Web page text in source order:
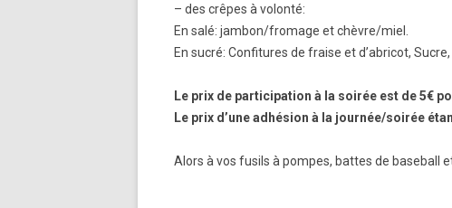
– des crêpes à volonté:
En salé: jambon/fromage et chèvre/miel.
En sucré: Confitures de fraise et d’abricot,
Le prix de participation à la soirée est de 5€
Le prix d’une adhésion à la journée/soirée
Alors à vos fusils à pompes, battes de baseball